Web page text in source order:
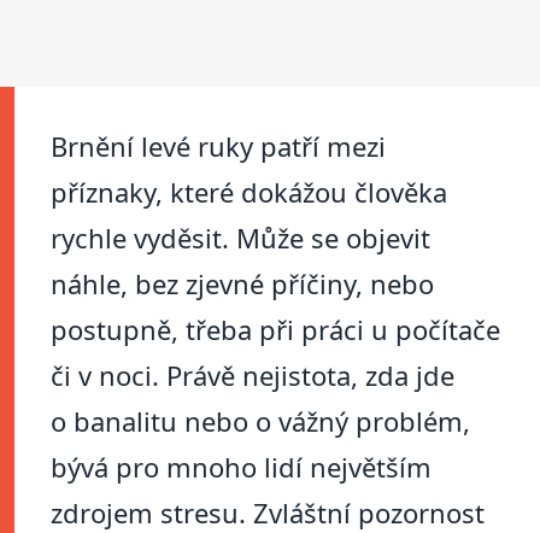
Brnění levé ruky patří mezi
příznaky, které dokážou člověka
rychle vyděsit. Může se objevit
náhle, bez zjevné příčiny, nebo
postupně, třeba při práci u počítače
či v noci. Právě nejistota, zda jde
o banalitu nebo o vážný problém,
bývá pro mnoho lidí největším
zdrojem stresu. Zvláštní pozornost